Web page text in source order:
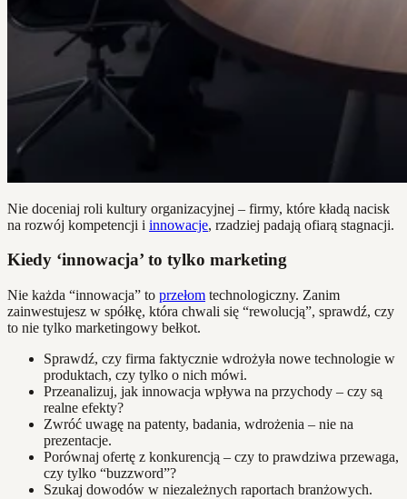
Nie doceniaj roli kultury organizacyjnej – firmy, które kładą nacisk
na rozwój kompetencji i innowacje, rzadziej padają ofiarą stagnacji.
Kiedy ‘innowacja’ to tylko marketing
Nie każda “innowacja” to przełom technologiczny. Zanim
zainwestujesz w spółkę, która chwali się “rewolucją”, sprawdź, czy
to nie tylko marketingowy bełkot.
Sprawdź, czy firma faktycznie wdrożyła nowe technologie w
produktach, czy tylko o nich mówi.
Przeanalizuj, jak innowacja wpływa na przychody – czy są
realne efekty?
Zwróć uwagę na patenty, badania, wdrożenia – nie na
prezentacje.
Porównaj ofertę z konkurencją – czy to prawdziwa przewaga,
czy tylko “buzzword”?
Szukaj dowodów w niezależnych raportach branżowych.